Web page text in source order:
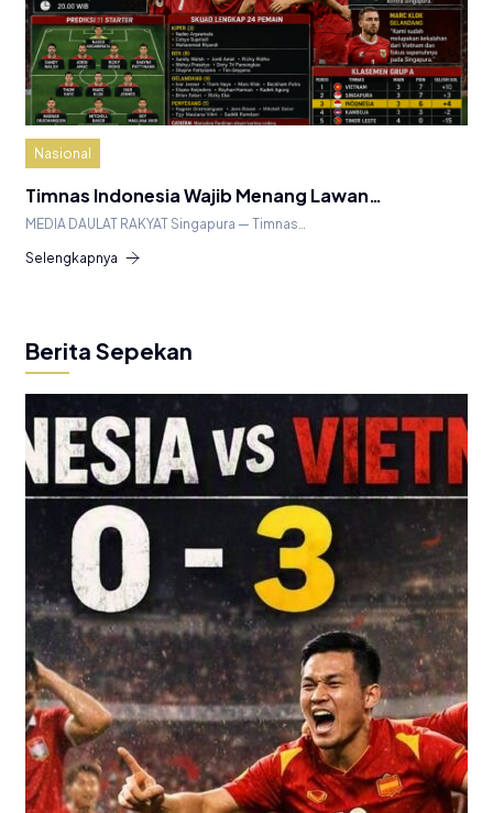
Nasional
Timnas Indonesia Wajib Menang Lawan…
MEDIA DAULAT RAKYAT Singapura — Timnas…
Selengkapnya
Berita Sepekan